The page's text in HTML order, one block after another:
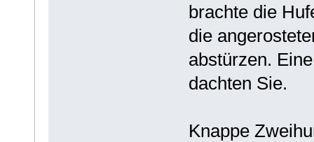
brachte die
die
abstürzen.
dachten Sie.
Knappe